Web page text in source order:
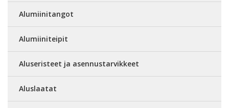
Alumiinitangot
Alumiiniteipit
Aluseristeet ja asennustarvikkeet
Aluslaatat